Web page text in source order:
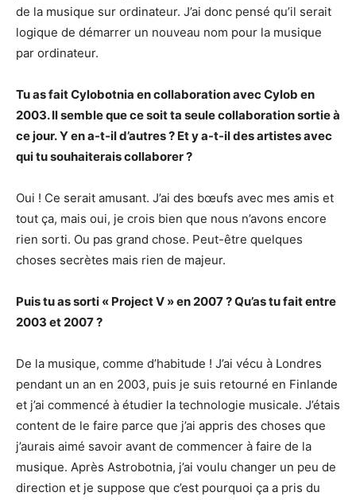
de la musique sur ordinateur. J’ai donc pensé qu’il serait
logique de démarrer un nouveau nom pour la musique
par ordinateur.
Tu as fait Cylobotnia en collaboration avec Cylob en
2003. Il semble que ce soit ta seule collaboration sortie à
ce jour. Y en a-t-il d’autres ? Et y a-t-il des artistes avec
qui tu souhaiterais collaborer ?
Oui ! Ce serait amusant. J’ai des bœufs avec mes amis et
tout ça, mais oui, je crois bien que nous n’avons encore
rien sorti. Ou pas grand chose. Peut-être quelques
choses secrètes mais rien de majeur.
Puis tu as sorti « Project V » en 2007 ? Qu’as tu fait entre
2003 et 2007 ?
De la musique, comme d’habitude ! J’ai vécu à Londres
pendant un an en 2003, puis je suis retourné en Finlande
et j’ai commencé à étudier la technologie musicale. J’étais
content de le faire parce que j’ai appris des choses que
j’aurais aimé savoir avant de commencer à faire de la
musique. Après Astrobotnia, j’ai voulu changer un peu de
direction et je suppose que c’est pourquoi ça a pris du